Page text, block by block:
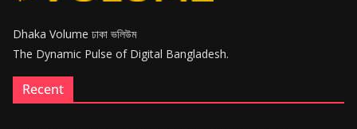
Dhaka Volume ঢাকা ভলিউম
The Dynamic Pulse of Digital Bangladesh.
Recent